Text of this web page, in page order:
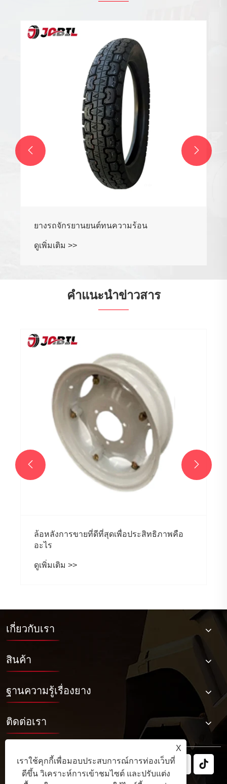
ยางรถขนส่ง
ดูเพิ่มเติม >>
 
คำแนะนำข่าวสาร
รถยกยางตัน: ​​เพิ่มความทนทานและ
ประสิทธิภาพในการขนถ่ายวัสดุ
ดูเพิ่มเติม >>
 
เกี่ยวกับเรา
สินค้า
ฐานความรู้เรื่องยาง
ติดต่อเรา
X
เราใช้คุกกี้เพื่อมอบประสบการณ์การท่องเว็บที่
ดีขึ้น วิเคราะห์การเข้าชมไซต์ และปรับแต่ง